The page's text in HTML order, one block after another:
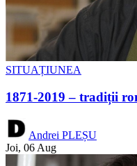
SITUAȚIUNEA
1871-2019 – tradiții
Andrei PLEȘU
Joi, 06 Aug